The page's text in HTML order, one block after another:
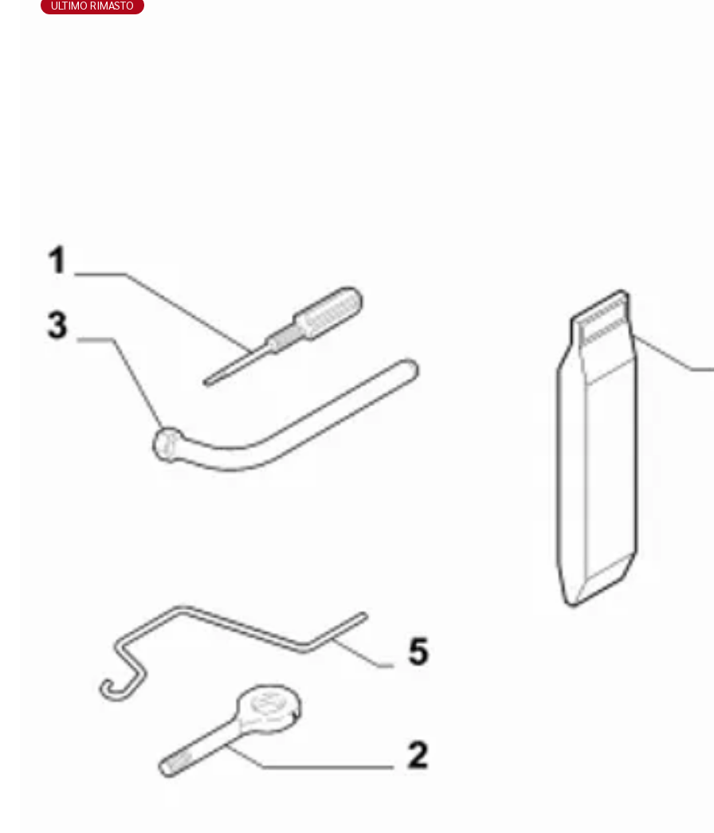
ULTIMO RIMASTO